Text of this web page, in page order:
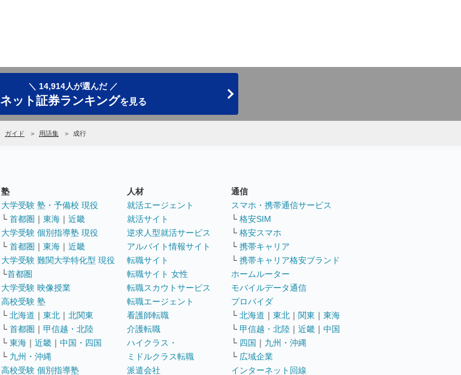
＼ 14,914人が選んだ ／
ネット証券ランキングを見る
ガイド 用語集 成行
塾
大学受験 塾・予備校 現役
└ 首都圏 ｜ 東海 ｜ 近畿
大学受験 個別指導塾 現役
└ 首都圏 ｜ 東海 ｜ 近畿
大学受験 難関大学特化型 現役
└首都圏
大学受験 映像授業
高校受験 塾
└ 北海道 ｜ 東北 ｜ 北関東
└ 首都圏 ｜ 甲信越・北陸
└ 東海 ｜ 近畿 ｜ 中国・四国
└ 九州・沖縄
高校受験 個別指導塾
人材
就活エージェント
就活サイト
逆求人型就活サービス
アルバイト情報サイト
転職サイト
転職サイト 女性
転職スカウトサービス
転職エージェント
看護師転職
介護転職
ハイクラス・
ミドルクラス転職
派遣会社
通信
スマホ・携帯通信サービス
└ 格安SIM
└ 格安スマホ
└ 携帯キャリア
└ 携帯キャリア格安ブランド
ホームルーター
モバイルデータ通信
プロバイダ
└ 北海道 ｜ 東北 ｜ 関東 ｜ 東海
└ 甲信越・北陸 ｜ 近畿 ｜ 中国
└ 四国 ｜ 九州・沖縄
└ 広域企業
インターネット回線